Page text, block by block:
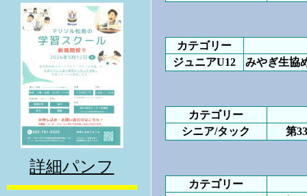
詳細パンフ
カテゴリー
ジュニアU12
みやぎ生協
カテゴリー
シニア/タック
第
カテゴリー